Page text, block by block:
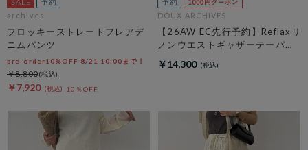
archives
フロッキーストレートフレアデ
ニムパンツ
pre-order10%OFF 8/21 10:00まで！
￥7,920 10％OFF
￥8,800
DOUX ARCHIVES
【26AW EC先行予約】Reflaxリ
ノンウエストギャザーテーパー
￥14,300